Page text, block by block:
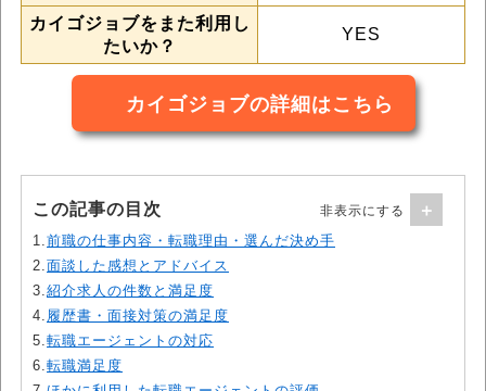
カイゴジョブをまた利用し
たいか？
YES
カイゴジョブの詳細はこちら
この記事の目次
1.前職の仕事内容・転職理由・選んだ決め手
2.面談した感想とアドバイス
3.紹介求人の件数と満足度
4. 履歴書・面接対策の満足度
5.転職エージェントの対応
6.転職満足度